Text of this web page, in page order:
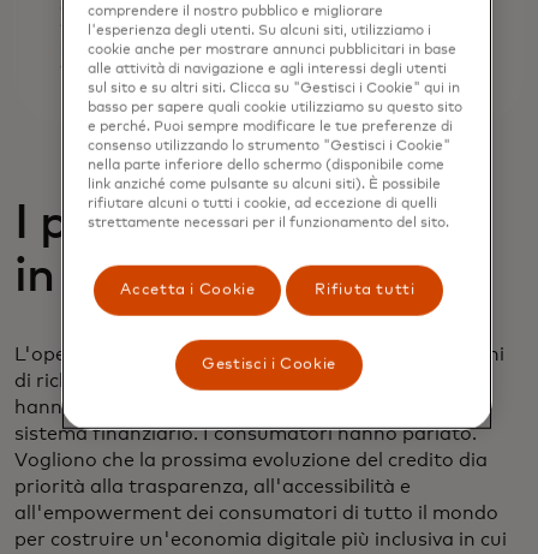
I prestiti digitali sono
in aumento
L'open banking ha il potenziale per accogliere milioni
di richiedenti di credito sottile che in precedenza
hanno avuto difficoltà ad accedere ai vantaggi del
sistema finanziario. I consumatori hanno parlato.
Vogliono che la prossima evoluzione del credito dia
priorità alla trasparenza, all'accessibilità e
all'empowerment dei consumatori di tutto il mondo
per costruire un'economia digitale più inclusiva in cui
comprendere il nostro pubblico e migliorare
l'esperienza degli utenti. Su alcuni siti, utilizziamo i
cookie anche per mostrare annunci pubblicitari in base
alle attività di navigazione e agli interessi degli utenti
sul sito e su altri siti. Clicca su "Gestisci i Cookie" qui in
basso per sapere quali cookie utilizziamo su questo sito
e perché. Puoi sempre modificare le tue preferenze di
consenso utilizzando lo strumento "Gestisci i Cookie"
nella parte inferiore dello schermo (disponibile come
link anziché come pulsante su alcuni siti). È possibile
rifiutare alcuni o tutti i cookie, ad eccezione di quelli
strettamente necessari per il funzionamento del sito.
Accetta i Cookie Rifiuta tutti
Gestisci i Cookie